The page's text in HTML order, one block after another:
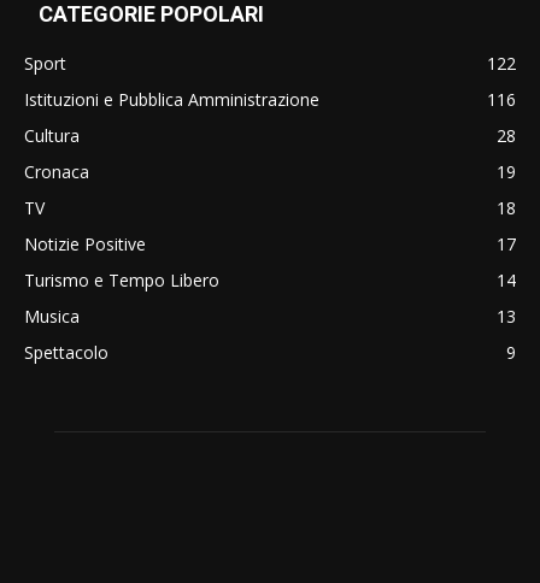
CATEGORIE POPOLARI
Sport
122
Istituzioni e Pubblica Amministrazione
116
Cultura
28
Cronaca
19
TV
18
Notizie Positive
17
Turismo e Tempo Libero
14
Musica
13
Spettacolo
9